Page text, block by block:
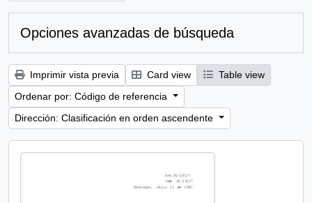
Opciones avanzadas de búsqueda
Imprimir vista previa Card view
Table view
Ordenar por: Código de referencia
Dirección: Clasificación en orden ascendente